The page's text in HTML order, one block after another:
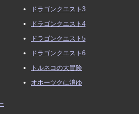
ドラゴンクエスト3
ドラゴンクエスト4
ドラゴンクエスト5
ドラゴンクエスト6
トルネコの大冒険
オホーツクに消ゆ